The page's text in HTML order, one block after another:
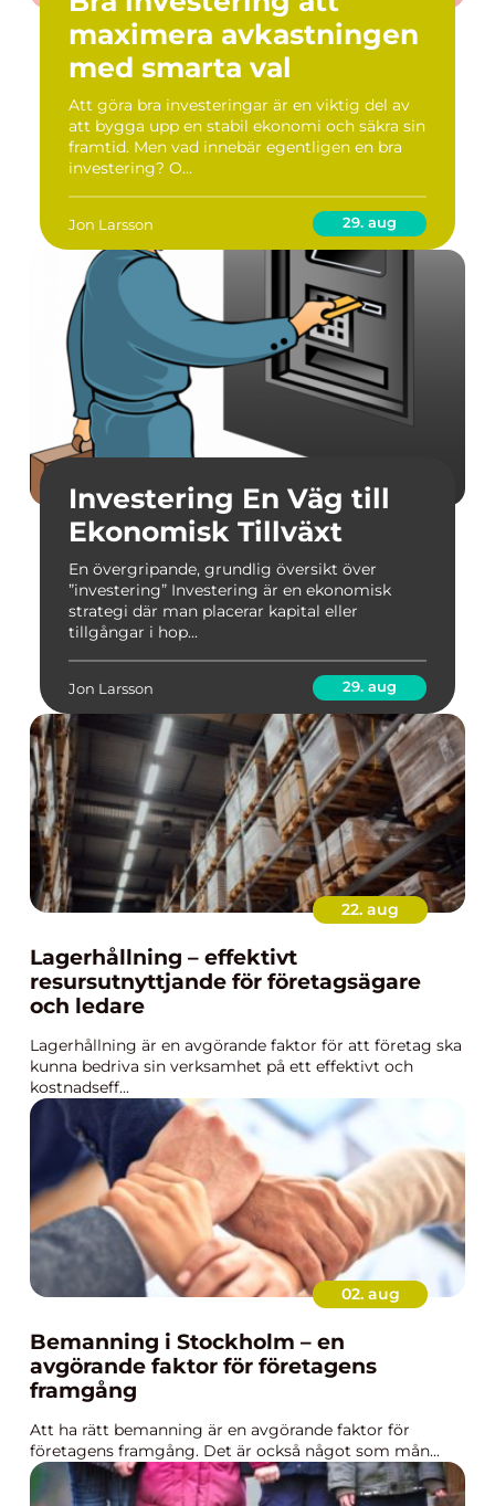
maximera avkastningen
med smarta val
Att göra bra investeringar är en viktig del av
att bygga upp en stabil ekonomi och säkra sin
framtid. Men vad innebär egentligen en bra
investering? O...
Jon Larsson 29. aug
Investering En Väg till
Ekonomisk Tillväxt
En övergripande, grundlig översikt över
”investering” Investering är en ekonomisk
strategi där man placerar kapital eller
tillgångar i hop...
Jon Larsson 29. aug
22. aug
Lagerhållning – effektivt
resursutnyttjande för företagsägare
och ledare
Lagerhållning är en avgörande faktor för att företag ska
kunna bedriva sin verksamhet på ett effektivt och
kostnadseff...
02. aug
Bemanning i Stockholm – en
avgörande faktor för företagens
framgång
Att ha rätt bemanning är en avgörande faktor för
företagens framgång. Det är också något som mån...